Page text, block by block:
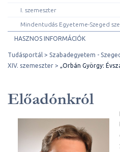
I. szemeszter
Mindentudás Egyeteme-Szeged
HASZNOS INFORMÁCIÓK
Tudásportál Szabadegyetem - Szeged
XIV. szemeszter
„Orbán György:
Előadónkról